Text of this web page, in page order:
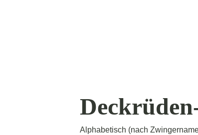
Alphabetisch (nach